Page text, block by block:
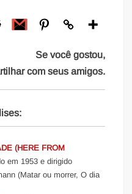
Se você gostou,
com seus amigos.
(HERE FROM
em 1953 e dirigido
(Matar ou morrer, O dia